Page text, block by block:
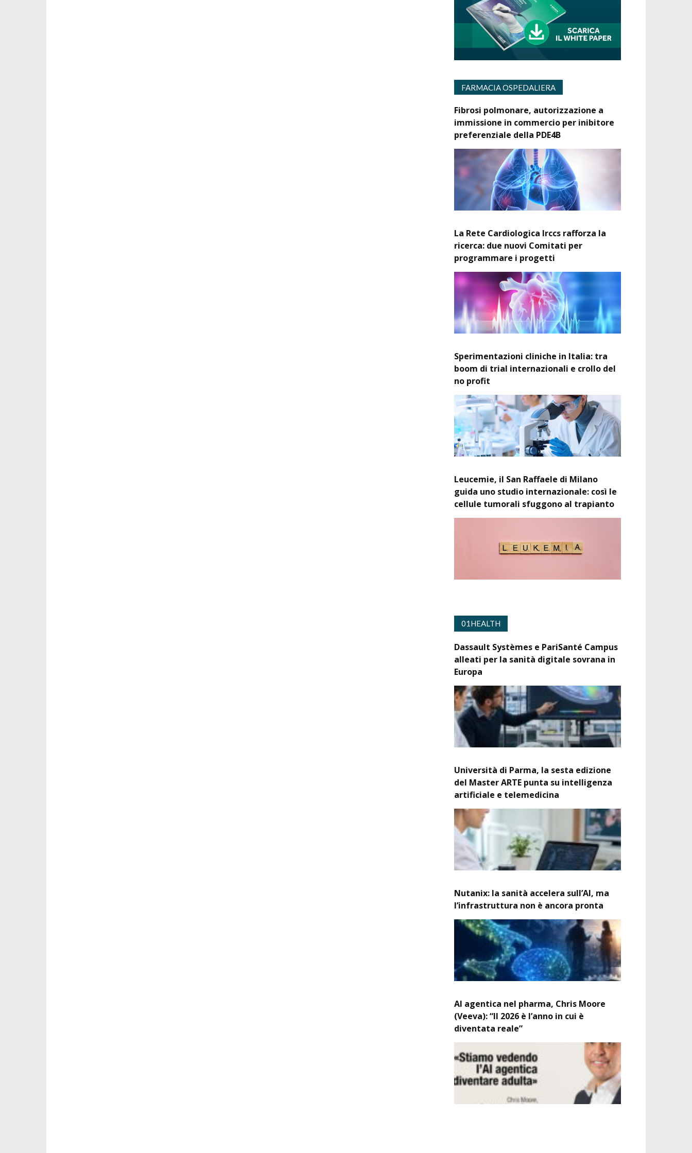
FARMACIA OSPEDALIERA
Fibrosi polmonare, autorizzazione a
immissione in commercio per inibitore
preferenziale della PDE4B
La Rete Cardiologica Irccs rafforza la
ricerca: due nuovi Comitati per
programmare i progetti
Sperimentazioni cliniche in Italia: tra
boom di trial internazionali e crollo del
no profit
Leucemie, il San Raffaele di Milano
guida uno studio internazionale: così le
cellule tumorali sfuggono al trapianto
01HEALTH
Dassault Systèmes e PariSanté Campus
alleati per la sanità digitale sovrana in
Europa
Università di Parma, la sesta edizione
del Master ARTE punta su intelligenza
artificiale e telemedicina
Nutanix: la sanità accelera sull’AI, ma
l’infrastruttura non è ancora pronta
AI agentica nel pharma, Chris Moore
(Veeva): “Il 2026 è l’anno in cui è
diventata reale”